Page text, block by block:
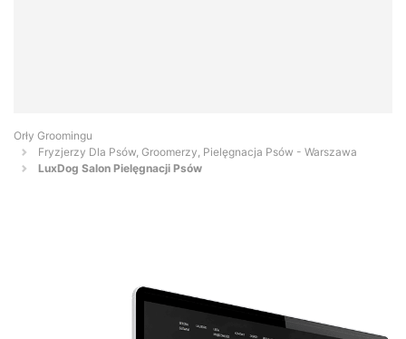
Orły Groomingu
Fryzjerzy Dla Psów, Groomerzy, Pielęgnacja Psów - Warszawa
LuxDog Salon Pielęgnacji Psów